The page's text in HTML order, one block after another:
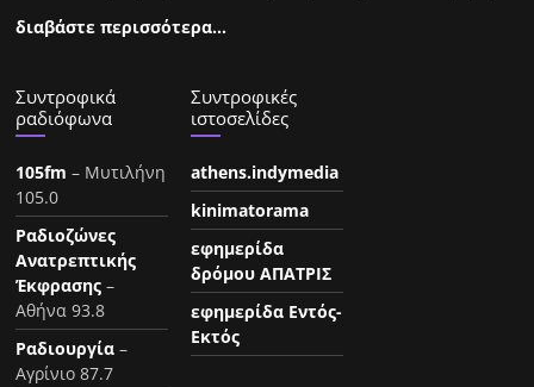
διαβάστε περισσότερα…
Συντροφικά
ραδιόφωνα
105fm – Μυτιλήνη
105.0
Ραδιοζώνες
Ανατρεπτικής
Έκφρασης –
Αθήνα 93.8
Ραδιουργία –
Αγρίνιο 87.7
Συντροφικές
ιστοσελίδες
athens.indymedia
kinimatorama
εφημερίδα
δρόμου ΑΠΑΤΡΙΣ
εφημερίδα Εντός-
Εκτός